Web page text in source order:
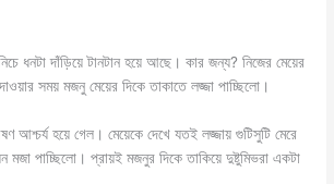
ধনটা দাঁড়িয়ে টানটান হয়ে আছে। কার জন্য? নিজের মেয়ের
সময় মজনু মেয়ের দিকে তাকাতে লজ্জা পাচ্ছিলো।
আশ্চর্য হয়ে গেল। মেয়েকে দেখে যতই লজ্জায় গুটিসুটি মেরে
মজা পাচ্ছিলো। প্রায়ই মজনুর দিকে তাকিয়ে দুষ্টুমিভরা একটা